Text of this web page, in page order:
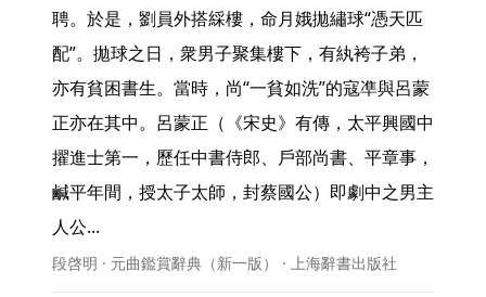
聘。於是，劉員外搭綵樓，命月娥拋繡球“憑天匹
配”。拋球之日，衆男子聚集樓下，有紈袴子弟，
亦有貧困書生。當時，尚“一貧如洗”的寇凖與呂蒙
正亦在其中。呂蒙正（《宋史》有傳，太平興國中
擢進士第一，歷任中書侍郎、戶部尚書、平章事，
鹹平年間，授太子太師，封蔡國公）即劇中之男主
人公...
段啓明 · 元曲鑑賞辭典（新一版） · 上海辭書出版社